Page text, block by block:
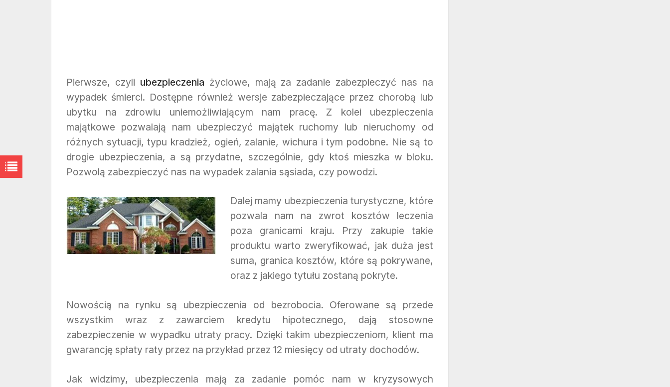
Pierwsze, czyli ubezpieczenia życiowe, mają za zadanie zabezpieczyć nas na
wypadek śmierci. Dostępne również wersje zabezpieczające przez chorobą lub
ubytku na zdrowiu uniemożliwiającym nam pracę. Z kolei ubezpieczenia
majątkowe pozwalają nam ubezpieczyć majątek ruchomy lub nieruchomy od
różnych sytuacji, typu kradzież, ogień, zalanie, wichura i tym podobne. Nie są to
drogie ubezpieczenia, a są przydatne, szczególnie, gdy ktoś mieszka w bloku.
Pozwolą zabezpieczyć nas na wypadek zalania sąsiada, czy powodzi.
Dalej mamy ubezpieczenia turystyczne, które
pozwala nam na zwrot kosztów leczenia
poza granicami kraju. Przy zakupie takie
produktu warto zweryfikować, jak duża jest
suma, granica kosztów, które są pokrywane,
oraz z jakiego tytułu zostaną pokryte.
Nowością na rynku są ubezpieczenia od bezrobocia. Oferowane są przede
wszystkim wraz z zawarciem kredytu hipotecznego, dają stosowne
zabezpieczenie w wypadku utraty pracy. Dzięki takim ubezpieczeniom, klient ma
gwarancję spłaty raty przez na przykład przez 12 miesięcy od utraty dochodów.
Jak widzimy, ubezpieczenia mają za zadanie pomóc nam w kryzysowych